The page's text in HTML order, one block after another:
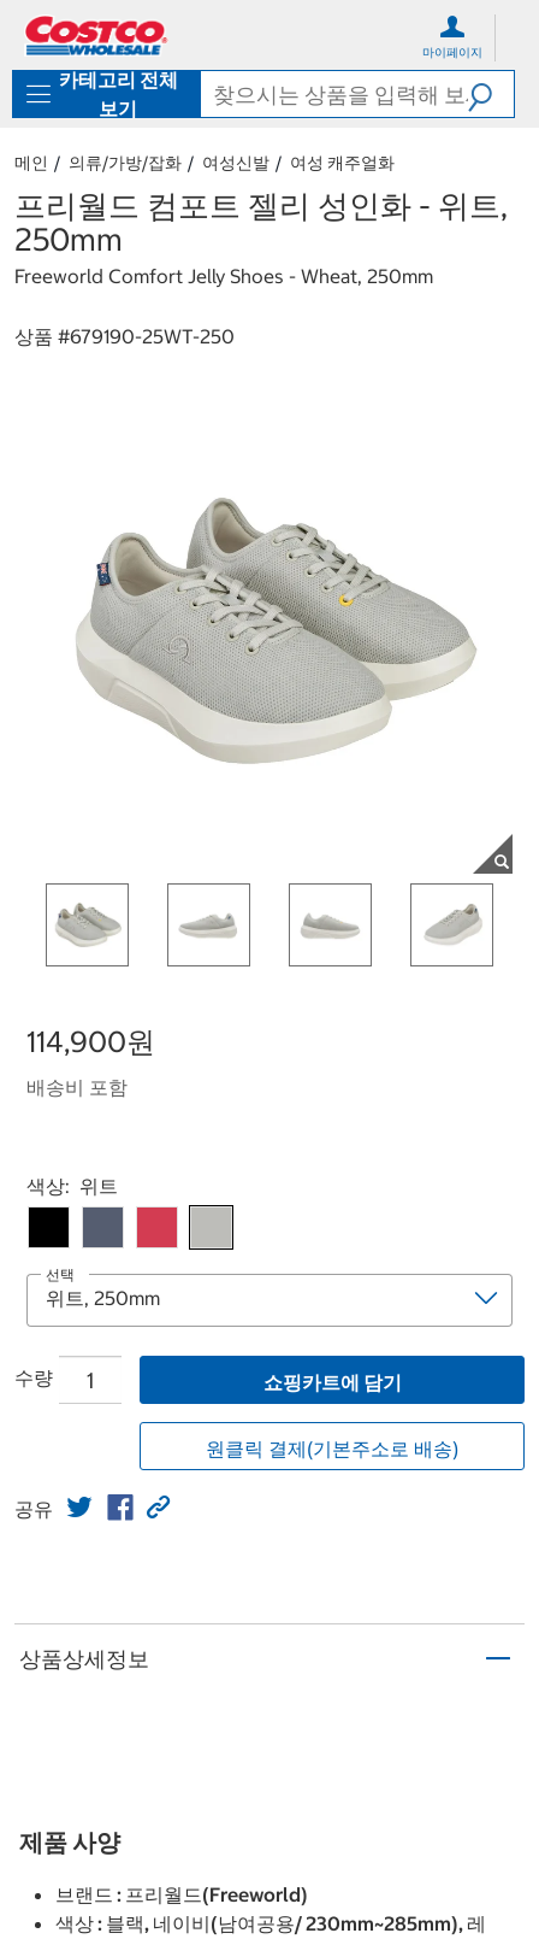
로
기
가
마이페이지
카테고리 전체
보기
메인 의류/가방/잡화 여성신발 여성 캐주얼화
프리월드 컴포트 젤리 성인화 - 위트,
250mm
Freeworld Comfort Jelly Shoes - Wheat, 250mm
상품 #679190-25WT-250
114,900원
배송비 포함
Select product
색상: 위트
선택
수량 쇼핑카트에 담기
원클릭 결제(기본주소로 배송)
공유
상품상세정보
제품 사양
브랜드 : 프리월드(Freeworld)
색상 : 블랙, 네이비(남여공용/ 230mm~285mm), 레